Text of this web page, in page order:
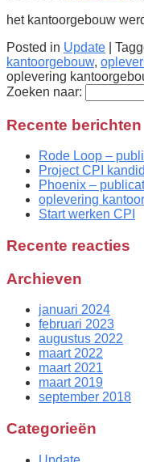
het kantoorgebouw
Posted in Update
kantoorgebouw,
oplevering
Zoeken naar:
Recente berichten
Rode Loop –
Project CPI
Phoenix –
oplevering
Start werken CPI
Recente reacties
Archieven
januari 2024
februari 2023
augustus 2022
maart 2022
maart 2021
maart 2019
september 2018
Categorieën